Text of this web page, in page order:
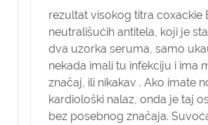
rezultat visokog titra coxackie
neutrališućih antitela, koji je
dva uzorka seruma, samo
nekada imali tu infekciju i ima
značaj, ili nikakav . Ako imate
kardiološki nalaz, onda je taj
bez posebnog značaja.